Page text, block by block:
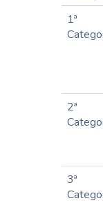
1ª
2ª
3ª